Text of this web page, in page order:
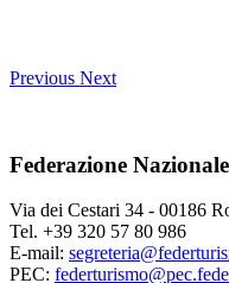
Previous Next
Federazione
Via dei Cestari 34 - 00186
Tel. +39 320 57 80 986
E-mail:
PEC: